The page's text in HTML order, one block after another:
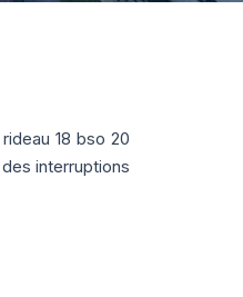
18 bso 20
interruptions